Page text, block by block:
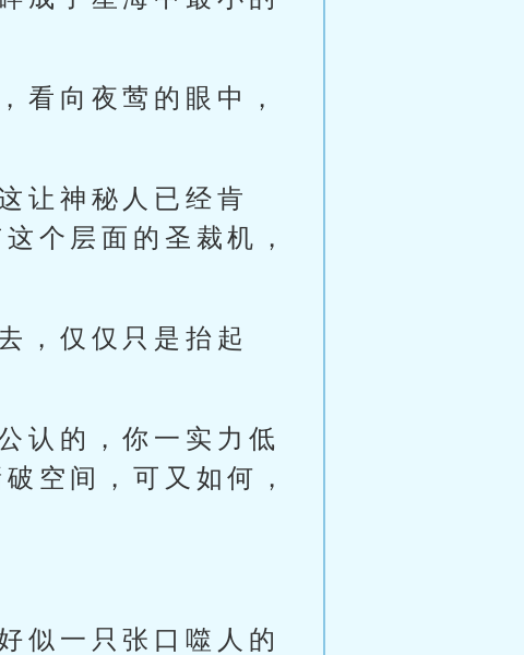
看向夜莺的眼中，
让神秘人已经肯
个层面的圣裁机，
，仅仅只是抬起
认的，你一实力低
空间，可又如何，
似一只张口噬人的